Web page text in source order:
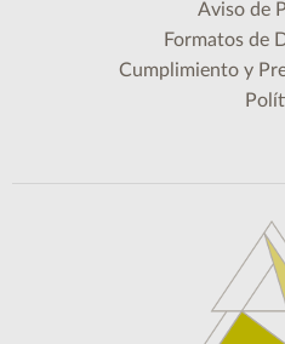
Aviso de
Formatos de
Cumplimiento y